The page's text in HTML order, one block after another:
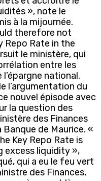
», note le
à la mijournée.
therefore not
Repo Rate in the
le ministère, qui
entre les
national.
l’argumentation du
nouvel épisode avec
la question des
des Finances
de Maurice. «
Key Repo Rate is
excess liquidity »,
qui a eu le feu vert
des Finances,